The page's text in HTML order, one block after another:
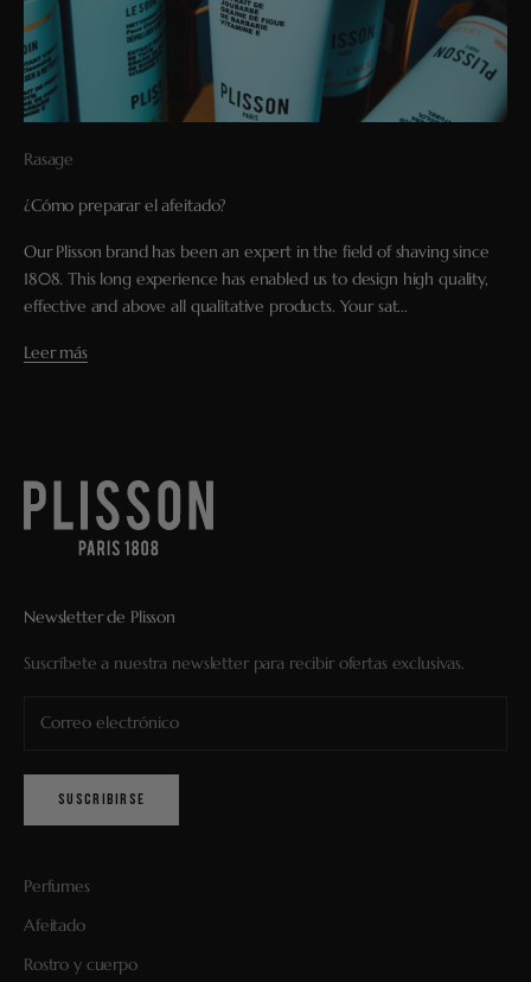
Rasage
¿Cómo preparar el afeitado?
Our Plisson brand has been an expert in the field of shaving since
1808. This long experience has enabled us to design high quality,
effective and above all qualitative products. Your sat...
Leer más
Newsletter de Plisson
Suscríbete a nuestra newsletter para recibir ofertas exclusivas.
SUSCRIBIRSE
Perfumes
Afeitado
Rostro y cuerpo